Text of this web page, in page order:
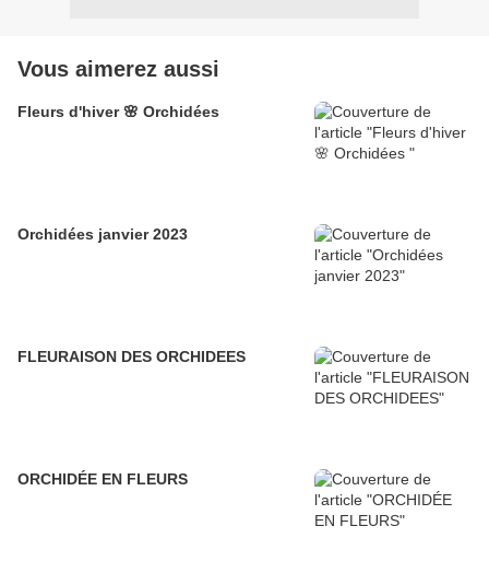
Vous aimerez aussi
Fleurs d'hiver 🌸 Orchidées
Orchidées janvier 2023
FLEURAISON DES ORCHIDEES
ORCHIDÉE EN FLEURS